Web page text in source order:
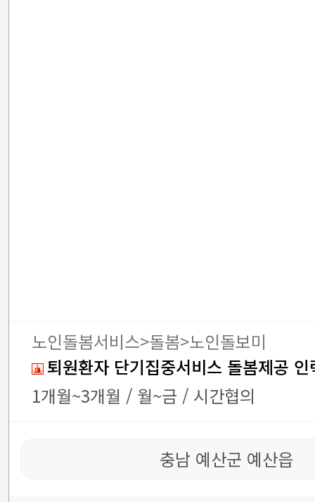
노인돌봄서비스>돌봄>노인돌보미
퇴원환자 단기집중서비스 돌봄제공
1개월~3개월 / 월~금 / 시간협의
충남 예산군 예산읍